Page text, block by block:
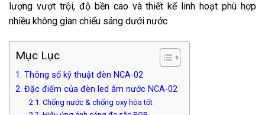
lượng vượt trội, độ bền cao và thiết kế linh hoạt phù hợp
nhiều không gian chiếu sáng dưới nước
Mục Lục
1. Thông số kỹ thuật đèn NCA-02
2. Đặc điểm của đèn led âm nước NCA-02
2.1. Chống nước & chống oxy hóa tốt